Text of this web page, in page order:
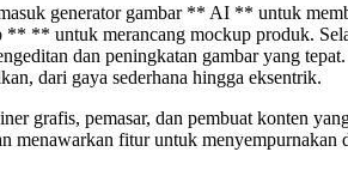
generator gambar ** AI ** untuk
** ** untuk merancang mockup produk.
dan peningkatan gambar yang
dari gaya sederhana hingga eksentrik.
grafis, pemasar, dan pembuat konten
menawarkan fitur untuk